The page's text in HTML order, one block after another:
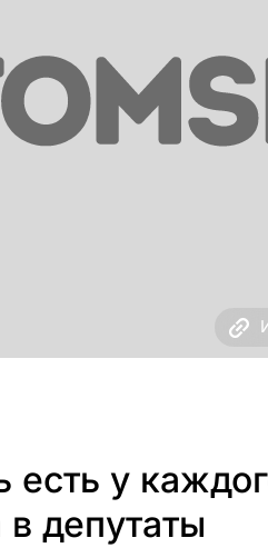
есть у
депутаты